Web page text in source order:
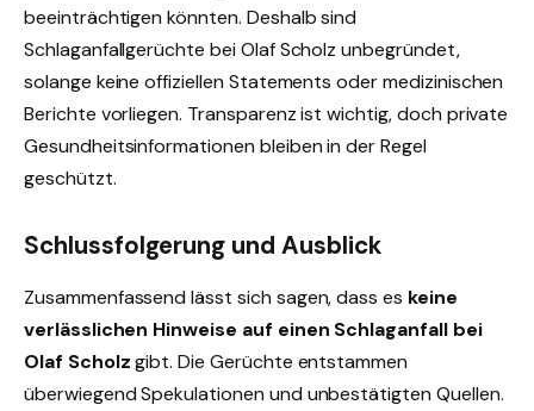
beeinträchtigen könnten. Deshalb sind
Schlaganfallgerüchte bei Olaf Scholz unbegründet,
solange keine offiziellen Statements oder medizinischen
Berichte vorliegen. Transparenz ist wichtig, doch private
Gesundheitsinformationen bleiben in der Regel
geschützt.
Schlussfolgerung und Ausblick
Zusammenfassend lässt sich sagen, dass es keine
verlässlichen Hinweise auf einen Schlaganfall bei
Olaf Scholzgibt. Die Gerüchte entstammen
überwiegend Spekulationen und unbestätigten Quellen.